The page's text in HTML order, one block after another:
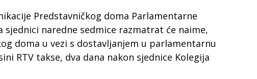
Predstavničkog doma Parlamentarne
sjednici naredne sedmice razmatrat će naime,
doma u vezi s dostavljanjem u parlamentarnu
RTV takse, dva dana nakon sjednice Kolegija